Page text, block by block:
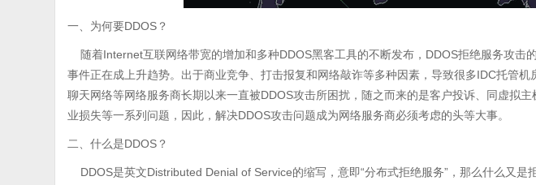
一、为何要DDOS？
随着Internet互联网络带宽的增加和多种DDOS黑客工具的不断发布，DDOS拒绝服务攻击
事件正在成上升趋势。出于商业竞争、打击报复和网络敲诈等多种因素，导致很多IDC托管机
聊天网络等网络服务商长期以来一直被DDOS攻击所困扰，随之而来的是客户投诉、同虚拟
业损失等一系列问题，因此，解决DDOS攻击问题成为网络服务商必须考虑的头等大事。
二、什么是DDOS？
DDOS是英文Distributed Denial of Service的缩写，意即“分布式拒绝服务”，那么什么又是